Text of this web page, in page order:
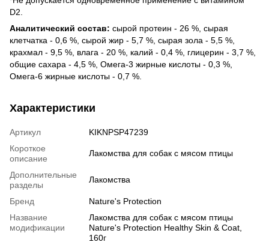
D2.
Аналитический состав: сырой протеин - 26 %, сырая
клетчатка - 0,6 %, сырой жир - 5,7 %, сырая зола - 5,5 %,
крахмал - 9,5 %, влага - 20 %, калий - 0,4 %, глицерин - 3,7 %,
общие сахара - 4,5 %, Омега-3 жирные кислоты - 0,3 %,
Омега-6 жирные кислоты - 0,7 %.
Характеристики
Артикул
KIKNPSP47239
Короткое
описание
Лакомства для собак с мясом птицы
Дополнительные
разделы
Лакомства
Бренд
Nature's Protection
Название
модификации
Лакомства для собак с мясом птицы
Nature's Protection Healthy Skin & Coat,
160г